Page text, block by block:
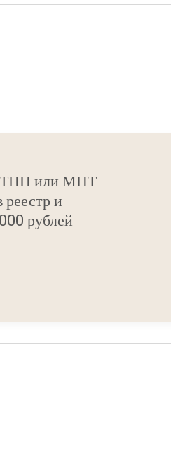
ТПП или МПТ
и
рублей